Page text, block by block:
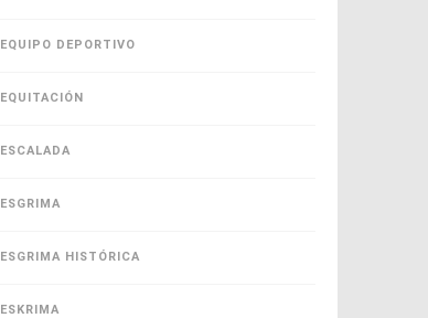
EQUIPO DEPORTIVO
EQUITACIÓN
ESCALADA
ESGRIMA
ESGRIMA HISTÓRICA
ESKRIMA